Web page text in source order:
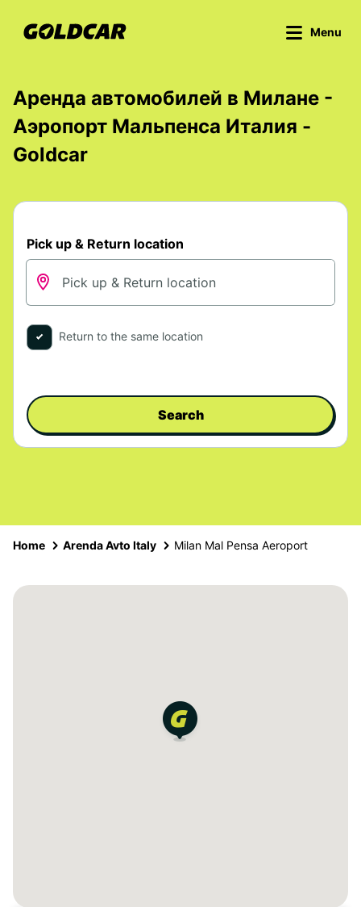
Menu
Аренда автомобилей в Милане -
Аэропорт Мальпенса Италия -
Goldcar
Pick up & Return location
Return to the same location
Search
Home Arenda Avto Italy Milan Mal Pensa Aeroport